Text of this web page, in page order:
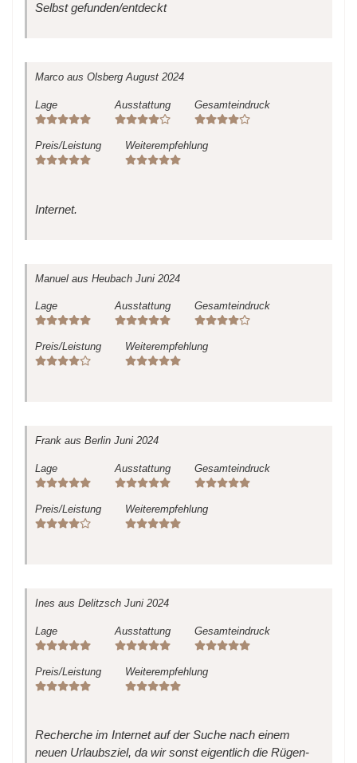
Selbst gefunden/entdeckt
Marco aus Olsberg August 2024
Lage Ausstattung Gesamteindruck
Preis/Leistung Weiterempfehlung
Internet.
Manuel aus Heubach Juni 2024
Lage Ausstattung Gesamteindruck
Preis/Leistung Weiterempfehlung
Frank aus Berlin Juni 2024
Lage Ausstattung Gesamteindruck
Preis/Leistung Weiterempfehlung
Ines aus Delitzsch Juni 2024
Lage Ausstattung Gesamteindruck
Preis/Leistung Weiterempfehlung
Recherche im Internet auf der Suche nach einem
neuen Urlaubsziel, da wir sonst eigentlich die Rügen-